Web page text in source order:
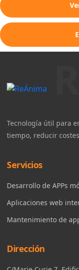
Tecnología útil para
tiempo, reducir
Servicios
Desarrollo de APPs
Aplicaciones web
Mantenimiento de
Dirección